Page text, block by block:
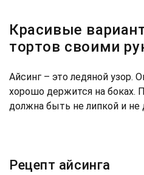
Красивые
тортов своими
Айсинг – это ледяной узор.
хорошо держится на боках.
должна быть не липкой и не
Рецепт айсинга